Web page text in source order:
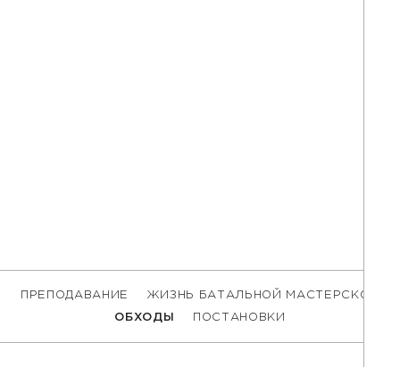
ПРЕПОДАВАНИЕ ЖИЗНЬ БАТАЛЬНОЙ МАСТЕРСКОЙ
ОБХОДЫ ПОСТАНОВКИ